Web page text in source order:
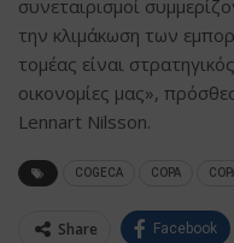
συνεταιρισμοί
την κλιμάκωση των
τομέας είναι
οικονομίες μας»,
Lennart Nilsson.
COGECA COPA
Share Facebook